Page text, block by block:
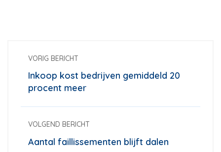
VORIG BERICHT
Inkoop kost bedrijven gemiddeld 20
procent meer
VOLGEND BERICHT
Aantal faillissementen blijft dalen